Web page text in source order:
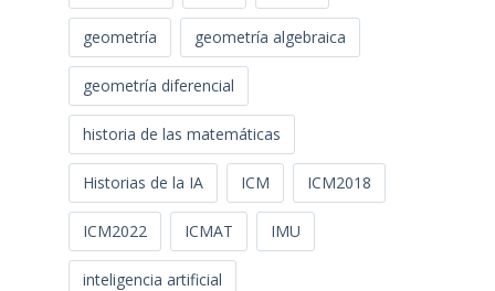
geometría geometría algebraica
geometría diferencial
historia de las matemáticas
Historias de la IA ICM ICM2018
ICM2022 ICMAT IMU
inteligencia artificial